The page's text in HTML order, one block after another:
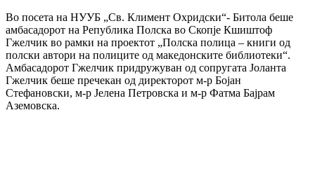
Во посета на НУУБ „Св. Климент Охридски“- Битола беше
амбасадорот на Република Полска во Скопје Кшиштоф
Гжелчик во рамки на проектот „Полска полица – книги од
полски автори на полиците од македонските библиотеки“.
Амбасадорот Гжелчик придружуван од сопругата Јоланта
Гжелчик беше пречекан од директорот м-р Бојан
Стефановски, м-р Јелена Петровска и м-р Фатма Бајрам
Аземовска.